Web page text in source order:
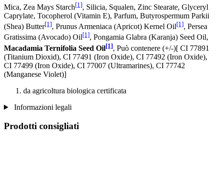
Mica, Zea Mays Starch[1], Silicia, Squalen, Zinc Stearate, Glyceryl
Caprylate, Tocopherol (Vitamin E), Parfum, Butyrospermum Parkii
(Shea) Butter[1], Prunus Armeniaca (Apricot) Kernel Oil[1], Persea
Gratissima (Avocado) Oil[1], Pongamia Glabra (Karanja) Seed Oil,
Macadamia Ternifolia Seed Oil[1], Può contenere (+/-)[ CI 77891
(Titanium Dioxid), CI 77491 (Iron Oxide), CI 77492 (Iron Oxide),
CI 77499 (Iron Oxide), CI 77007 (Ultramarines) , CI 77742
(Manganese Violet)]
da agricoltura biologica certificata
Informazioni legali
Prodotti consigliati